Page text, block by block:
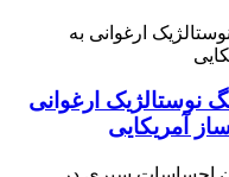
دوج چارجر ۲۰۲۷ با رنگ نوستالژیک ارغوانی